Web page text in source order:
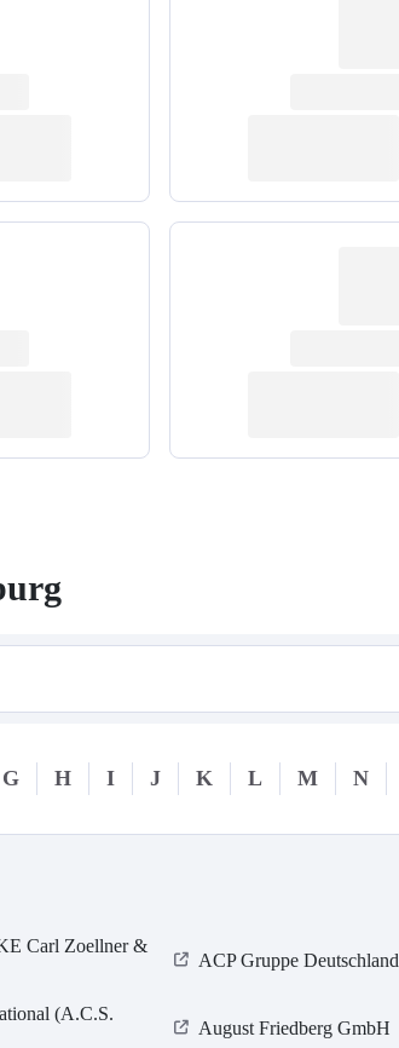
G H I J K L M N
Carl Zoellner &
ACP Gruppe Deutschland
(A.C.S.
August Friedberg GmbH